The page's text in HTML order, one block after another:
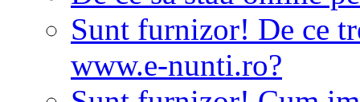
Sunt furnizor! De ce
www.e-nunti.ro?